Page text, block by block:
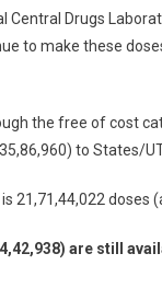
Drugs
to make these
the free of cost
to States/
21,71,44,022 doses
are still